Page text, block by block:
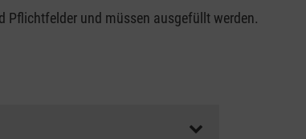
Pflichtfelder und müssen ausgefüllt werden.